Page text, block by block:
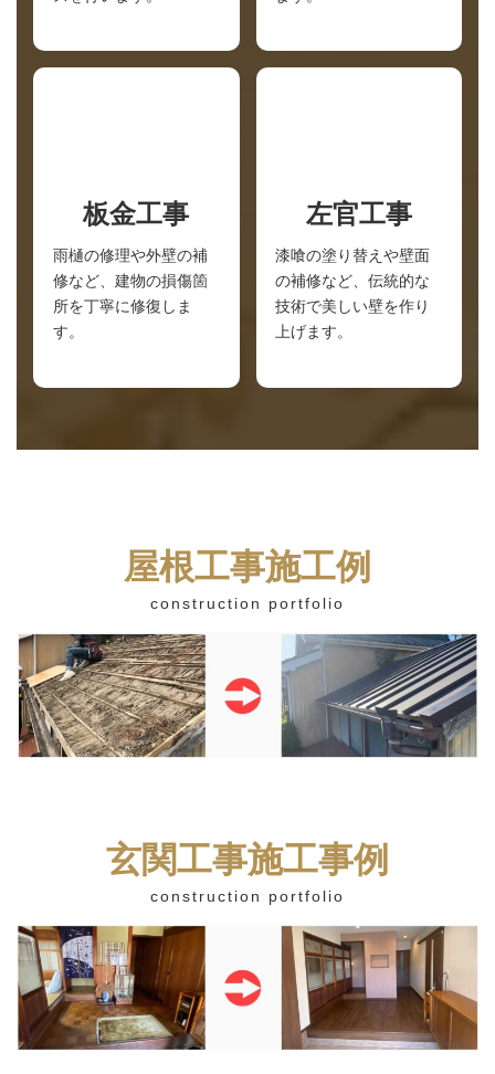
板金工事
雨樋の修理や外壁の補
修など、建物の損傷箇
所を丁寧に修復しま
す。
左官工事
漆喰の塗り替えや壁面
の補修など、伝統的な
技術で美しい壁を作り
上げます。
屋根工事施工例
construction portfolio
玄関工事施工事例
construction portfolio